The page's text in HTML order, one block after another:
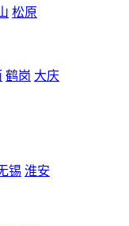
松原
鹤岗 大庆
锡 淮安